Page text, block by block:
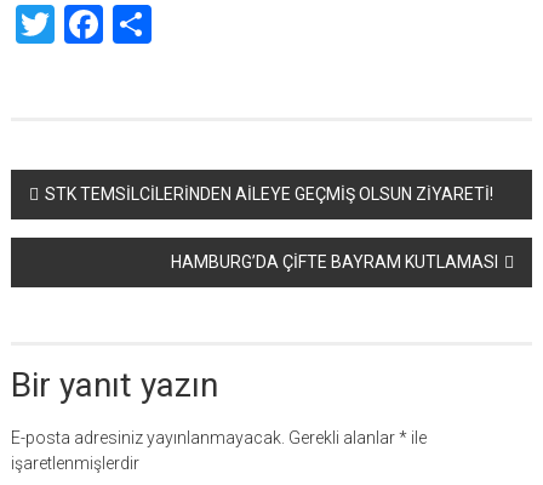
TwitterFacebook
Share
Yazı
dolaşımı
STK TEMSİLCİLERİNDEN AİLEYE GEÇMİŞ OLSUN ZİYARETİ!
HAMBURG’DA ÇİFTE BAYRAM KUTLAMASI
Bir yanıt yazın
E-posta adresiniz yayınlanmayacak. Gerekli alanlar*ile
işaretlenmişlerdir